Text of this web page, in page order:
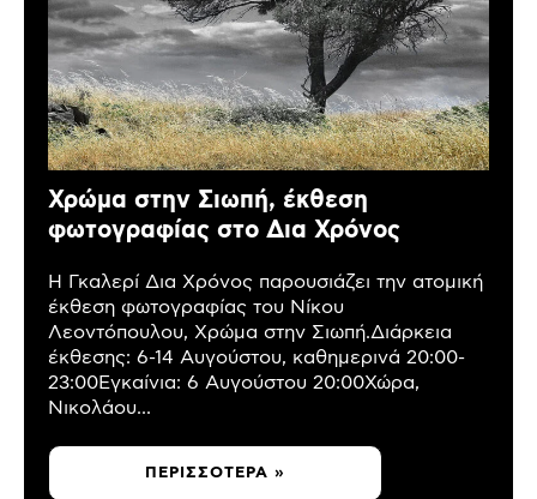
Χρώμα στην Σιωπή, έκθεση
φωτογραφίας στο Δια Χρόνος
Η Γκαλερί Δια Χρόνος παρουσιάζει την ατομική
έκθεση φωτογραφίας του Νίκου
Λεοντόπουλου, Χρώμα στην Σιωπή.Διάρκεια
έκθεσης: 6-14 Αυγούστου, καθημερινά 20:00-
23:00Εγκαίνια: 6 Αυγούστου 20:00Χώρα,
Νικολάου...
ΠΕΡΙΣΣΌΤΕΡΑ »